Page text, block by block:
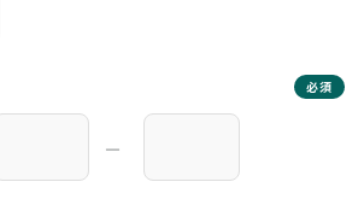
必須
―